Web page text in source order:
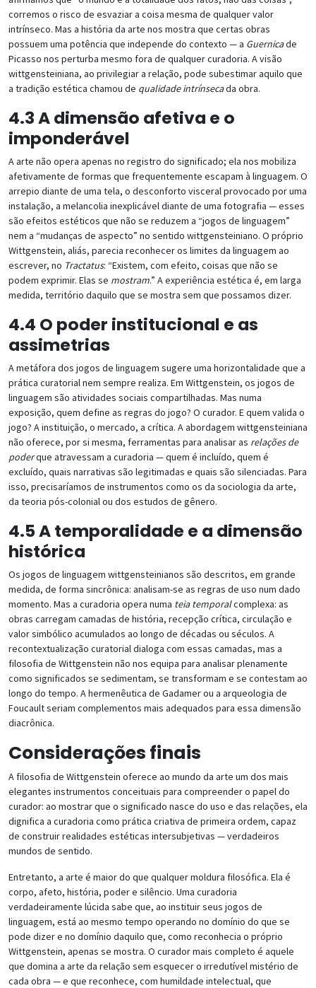
corremos o risco de esvaziar a coisa mesma de qualquer valor
intrínseco. Mas a história da arte nos mostra que certas obras
possuem uma potência que independe do contexto — a Guernicade
Picasso nos perturba mesmo fora de qualquer curadoria. A visão
wittgensteiniana, ao privilegiar a relação, pode subestimar aquilo que
a tradição estética chamou de qualidade intrínsecada obra.
4.3 A dimensão afetiva e o
imponderável
A arte não opera apenas no registro do significado; ela nos mobiliza
afetivamente de formas que frequentemente escapam à linguagem. O
arrepio diante de uma tela, o desconforto visceral provocado por uma
instalação, a melancolia inexplicável diante de uma fotografia — esses
são efeitos estéticos que não se reduzem a “jogos de linguagem”
nem a “mudanças de aspecto” no sentido wittgensteiniano. O próprio
Wittgenstein, aliás, parecia reconhecer os limites da linguagem ao
escrever, no Tractatus: “Existem, com efeito, coisas que não se
podem exprimir. Elas se mostram.” A experiência estética é, em larga
medida, território daquilo que se mostra sem que possamos dizer.
4.4 O poder institucional e as
assimetrias
A metáfora dos jogos de linguagem sugere uma horizontalidade que a
prática curatorial nem sempre realiza. Em Wittgenstein, os jogos de
linguagem são atividades sociais compartilhadas. Mas numa
exposição, quem define as regras do jogo? O curador. E quem valida o
jogo? A instituição, o mercado, a crítica. A abordagem wittgensteiniana
não oferece, por si mesma, ferramentas para analisar as relações de
poderque atravessam a curadoria — quem é incluído, quem é
excluído, quais narrativas são legitimadas e quais são silenciadas. Para
isso, precisaríamos de instrumentos como os da sociologia da arte,
da teoria pós-colonial ou dos estudos de gênero.
4.5 A temporalidade e a dimensão
histórica
Os jogos de linguagem wittgensteinianos são descritos, em grande
medida, de forma sincrônica: analisam-se as regras de uso num dado
momento. Mas a curadoria opera numa teia temporalcomplexa: as
obras carregam camadas de história, recepção crítica, circulação e
valor simbólico acumulados ao longo de décadas ou séculos. A
recontextualização curatorial dialoga com essas camadas, mas a
filosofia de Wittgenstein não nos equipa para analisar plenamente
como significados se sedimentam, se transformam e se contestam ao
longo do tempo. A hermenêutica de Gadamer ou a arqueologia de
Foucault seriam complementos mais adequados para essa dimensão
diacrônica.
Considerações finais
A filosofia de Wittgenstein oferece ao mundo da arte um dos mais
elegantes instrumentos conceituais para compreender o papel do
curador: ao mostrar que o significado nasce do uso e das relações, ela
dignifica a curadoria como prática criativa de primeira ordem, capaz
de construir realidades estéticas intersubjetivas — verdadeiros
mundos de sentido.
Entretanto, a arte é maior do que qualquer moldura filosófica. Ela é
corpo, afeto, história, poder e silêncio. Uma curadoria
verdadeiramente lúcida sabe que, ao instituir seus jogos de
linguagem, está ao mesmo tempo operando no domínio do que se
pode dizer e no domínio daquilo que, como reconhecia o próprio
Wittgenstein, apenas se mostra. O curador mais completo é aquele
que domina a arte da relação sem esquecer o irredutível mistério de
cada obra — e que reconhece, com humildade intelectual, que